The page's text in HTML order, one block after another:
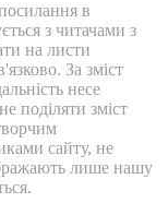
в
з читачами з
на листи
За зміст
несе
поділяти зміст
сайту, не
лише нашу